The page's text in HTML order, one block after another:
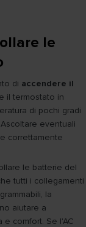
le
di accendere il
il termostato in
di pochi gradi
eventuali
correttamente
le batterie del
tutti i collegamenti
la
aiutare a
e comfort. Se l'AC